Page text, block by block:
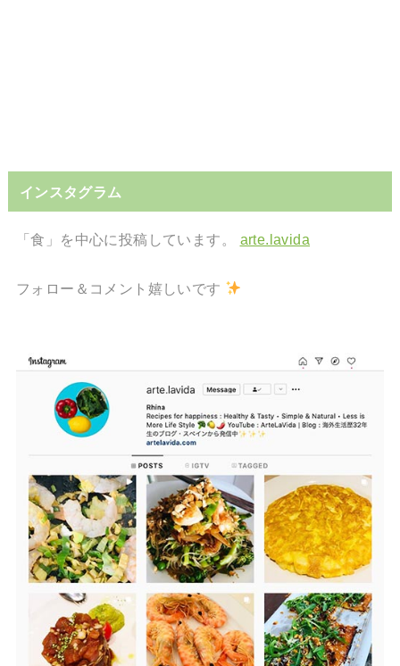
インスタグラム
「食」を中心に投稿しています。 arte.lavida
フォロー＆コメント嬉しいです